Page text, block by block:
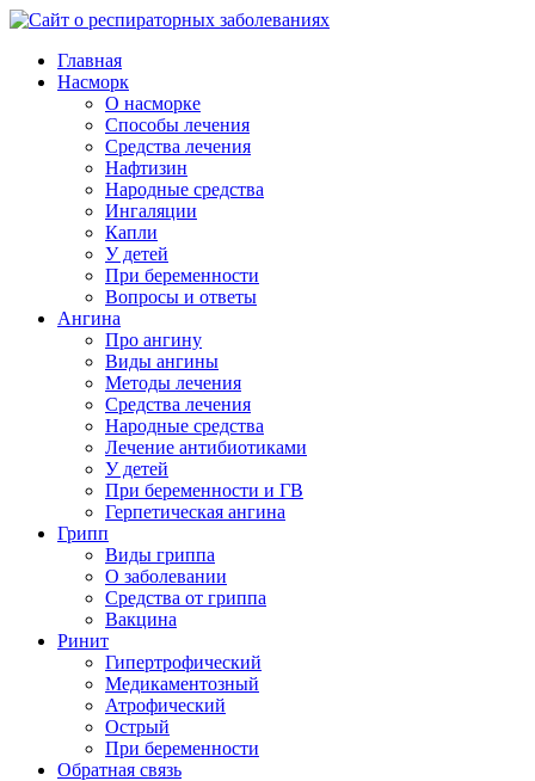
Главная
Насморк
О насморке
Способы лечения
Средства лечения
Нафтизин
Народные средства
Ингаляции
Капли
У детей
При беременности
Вопросы и ответы
Ангина
Про ангину
Виды ангины
Методы лечения
Средства лечения
Народные средства
Лечение антибиотиками
У детей
При беременности и ГВ
Герпетическая ангина
Грипп
Виды гриппа
О заболевании
Средства от гриппа
Вакцина
Ринит
Гипертрофический
Медикаментозный
Атрофический
Острый
При беременности
Обратная связь